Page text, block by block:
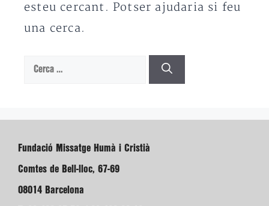
esteu cercant. Potser ajudaria si feu
una cerca.
Cerca:
Fundació Missatge Humà i Cristià
Comtes de Bell-lloc, 67-69
08014 Barcelona